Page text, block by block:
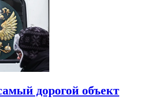
дорогой объект